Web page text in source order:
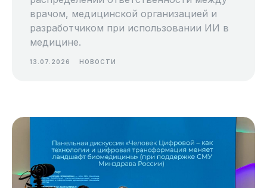
врачом, медицинской организацией и
разработчиком при использовании ИИ в
медицине.
13.07.2026 НОВОСТИ